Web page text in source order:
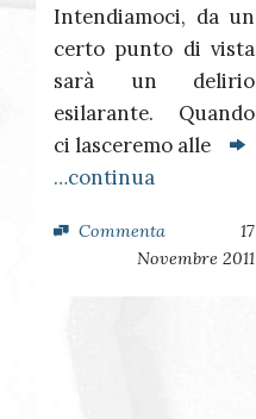
Intendiamoci, da un
certo punto di vista
sarà un delirio
esilarante. Quando
ci lasceremo alle
…continua
Commenta
17
Novembre 2011